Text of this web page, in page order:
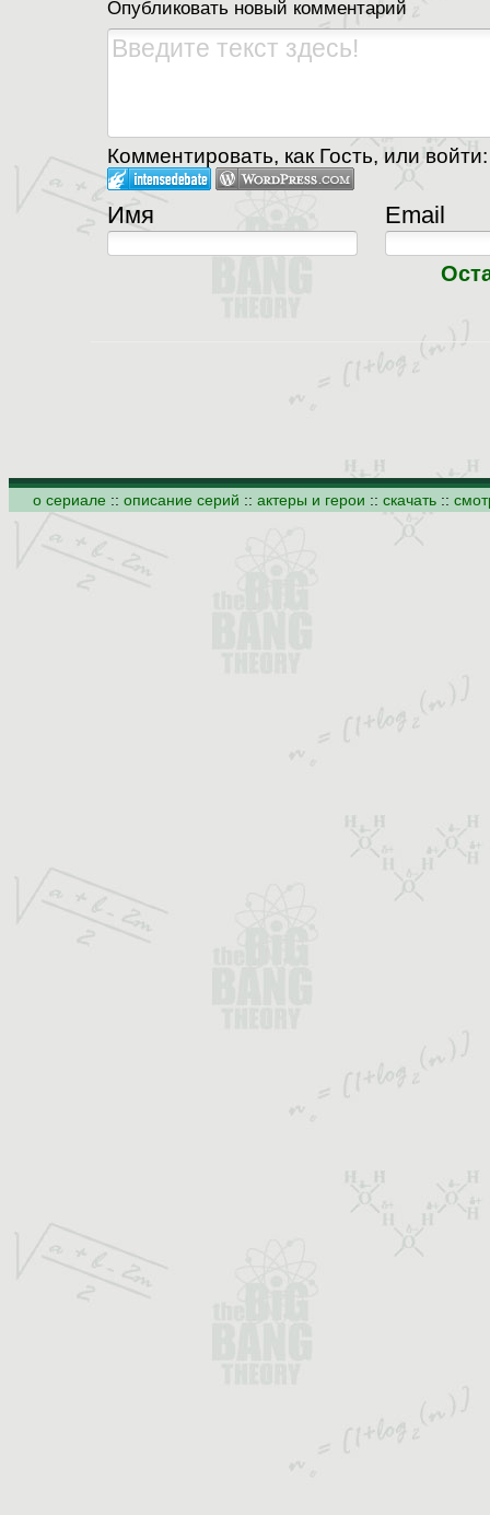
Опубликовать новый комментарий
Комментировать, как Гость, или войти:
Имя Email
о сериале :: описание серий :: актеры и герои :: скачать ::